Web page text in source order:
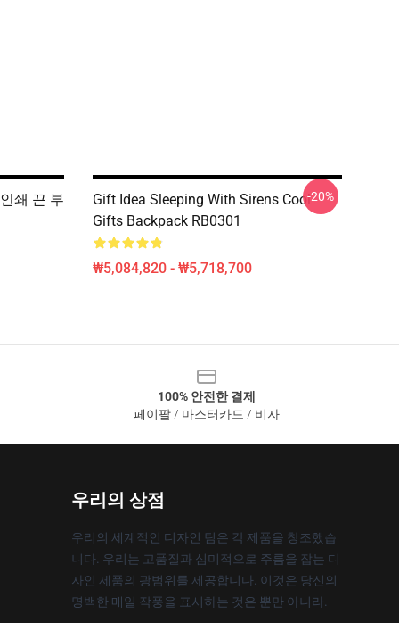
쇄 끈 부
Gift Idea Sleeping With Sirens Cool
Gifts Backpack RB0301
₩5,084,820 - ₩5,718,700
-20%
100% 안전한 결제
페이팔 / 마스터카드 / 비자
우리의 상점
우리의 세계적인 디자인 팀은 각 제품을 창조했습
니다. 우리는 고품질과 심미적으로 주름을 잡는 디
자인 제품의 광범위를 제공합니다. 이것은 당신의
명백한 매일 작풍을 표시하는 것은 뿐만 아니라.